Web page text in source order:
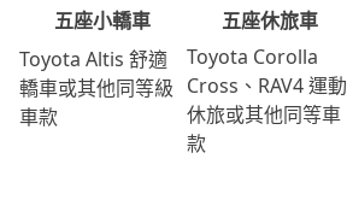
五座小轎車
Toyota Altis 舒適
轎車或其他同等級
車款
五座休旅車
Toyota Corolla
Cross、RAV4 運動
休旅或其他同等車
款